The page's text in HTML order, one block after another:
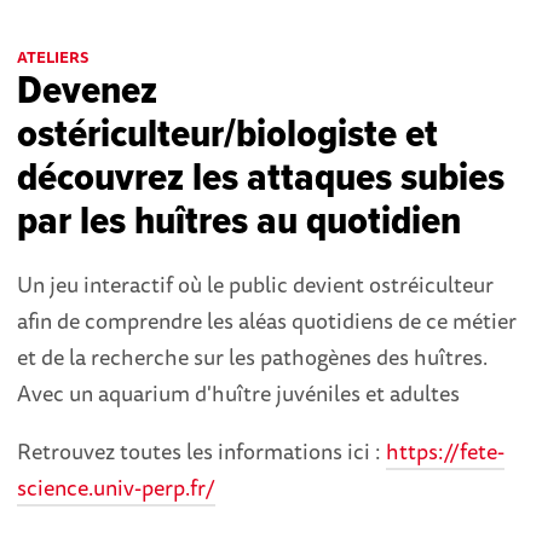
ATELIERS
Devenez
ostériculteur/biologiste et
découvrez les attaques subies
par les huîtres au quotidien
Un jeu interactif où le public devient ostréiculteur
afin de comprendre les aléas quotidiens de ce métier
et de la recherche sur les pathogènes des huîtres.
Avec un aquarium d'huître juvéniles et adultes
Retrouvez toutes les informations ici : https://fete-
science.univ-perp.fr/